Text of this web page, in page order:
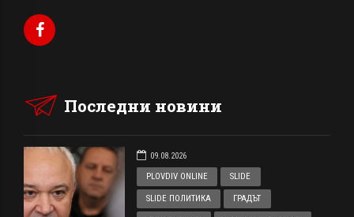
Последни новини
09.08.2026
PLOVDIV ONLINE
SLIDE
SLIDE ПОЛИТИКА ГРАДЪТ